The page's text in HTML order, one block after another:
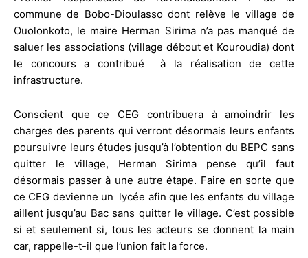
commune de Bobo-Dioulasso dont relève le village de
Ouolonkoto, le maire Herman Sirima n’a pas manqué de
saluer les associations (village débout et Kouroudia) dont
le concours a contribué à la réalisation de cette
infrastructure.
Conscient que ce CEG contribuera à amoindrir les
charges des parents qui verront désormais leurs enfants
poursuivre leurs études jusqu’à l’obtention du BEPC sans
quitter le village, Herman Sirima pense qu’il faut
désormais passer à une autre étape. Faire en sorte que
ce CEG devienne un lycée afin que les enfants du village
aillent jusqu’au Bac sans quitter le village. C’est possible
si et seulement si, tous les acteurs se donnent la main
car, rappelle-t-il que l’union fait la force.